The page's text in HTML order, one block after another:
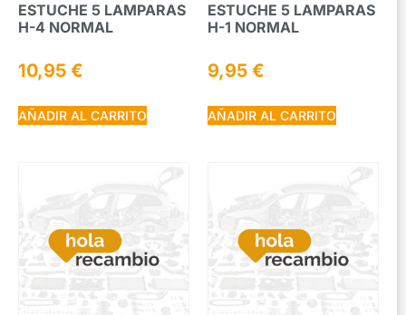
ESTUCHE 5 LAMPARAS
H-4 NORMAL
10,95 €
AÑADIR AL CARRITO
ESTUCHE 5 LAMPARAS
H-1 NORMAL
9,95 €
AÑADIR AL CARRITO